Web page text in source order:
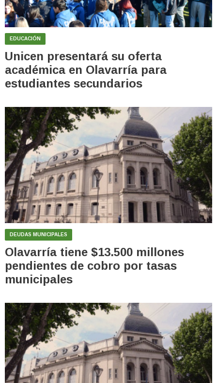
EDUCACIÓN
Unicen presentará su oferta
académica en Olavarría para
estudiantes secundarios
DEUDAS MUNICIPALES
Olavarría tiene $13.500 millones
pendientes de cobro por tasas
municipales